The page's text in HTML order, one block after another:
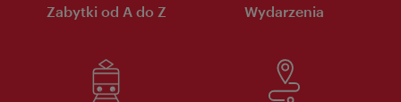
Zabytki od A do Z Wydarzenia